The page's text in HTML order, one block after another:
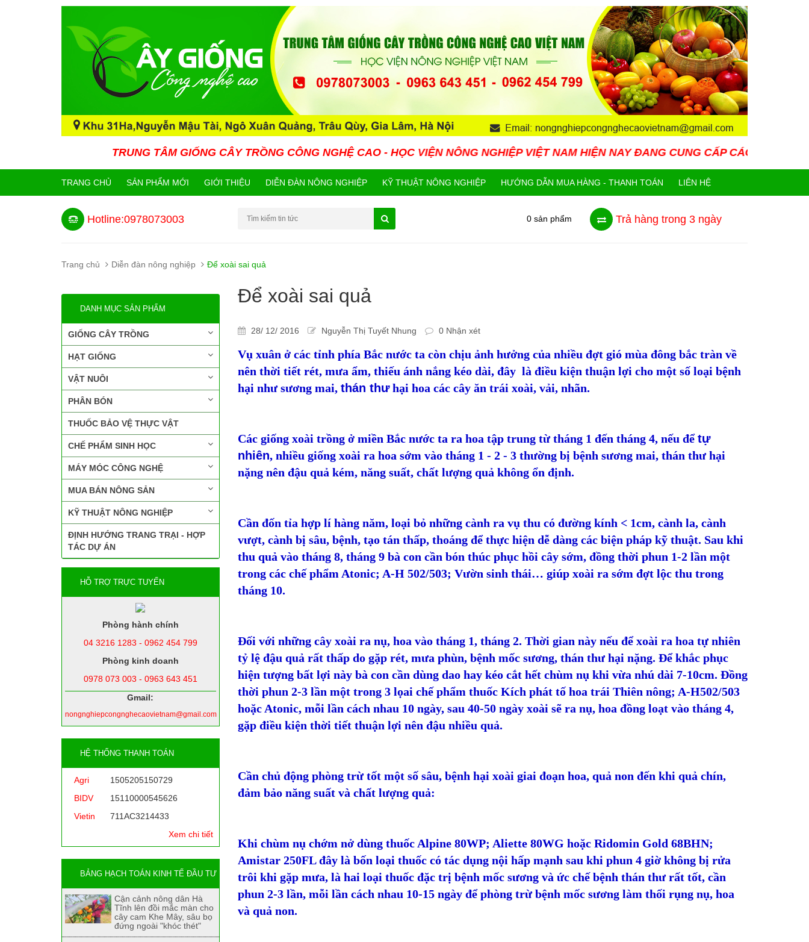
TRUNG TÂM GIỐNG CÂY TRỒNG CÔNG NGHỆ CAO - HỌC VIỆN NÔNG NGHIỆP VIỆT NAM HIỆN NAY ĐANG CUNG CẤP CÁC LOẠI GIỐNG
TRANG CHỦ SẢN PHẨM MỚI GIỚI THIỆU DIỄN ĐÀN NÔNG NGHIỆP KỸ THUẬT NÔNG NGHIỆP HƯỚNG DẪN MUA HÀNG - THANH TOÁN LIÊN HỆ
Hotline:0978073003 0 sản phẩm Trả hàng trong 3 ngày
Trang chủ Diễn đàn nông nghiệp Để xoài sai quả
DANH MỤC SẢN PHẨM
GIỐNG CÂY TRỒNG
HẠT GIỐNG
VẬT NUÔI
PHÂN BÓN
THUỐC BẢO VỆ THỰC VẬT
CHẾ PHẨM SINH HỌC
MÁY MÓC CÔNG NGHỆ
MUA BÁN NÔNG SẢN
KỸ THUẬT NÔNG NGHIỆP
ĐỊNH HƯỚNG TRANG TRẠI - HỢP
TÁC DỰ ÁN
HỖ TRỢ TRỰC TUYẾN
Phòng hành chính
04 3216 1283 - 0962 454 799
Phòng kinh doanh
0978 073 003 - 0963 643 451
Gmail:
nongnghiepcongnghecaovietnam@gmail.com
HỆ THỐNG THANH TOÁN
Agri
1505205150729
BIDV
15110000545626
Vietin
711AC3214433
Xem chi tiết
BẢNG HẠCH TOÁN KINH TẾ ĐẦU TƯ
Cận cảnh nông dân Hà
Tĩnh lên đồi mắc màn cho
cây cam Khe Mây, sâu bọ
đứng ngoài "khóc thét"
Để xoài sai quả
28/ 12/ 2016 Nguyễn Thị Tuyết Nhung 0 Nhận xét
Vụ xuân ở các tỉnh phía Bắc nước ta còn chịu ảnh hưởng của nhiều đợt gió mùa đông bắc tràn về
nên thời tiết rét, mưa ẩm, thiếu ánh nắng kéo dài, đây là điều kiện thuận lợi cho một số loại bệnh
hại như sương mai, thán thưhại hoa các cây ăn trái xoài, vải, nhãn.
Các giống xoài trồng ở miền Bắc nước ta ra hoa tập trung từ tháng 1 đến tháng 4, nếu đểtự
nhiên, nhiều giống xoài ra hoa sớm vào tháng 1 - 2 - 3 thường bị bệnh sương mai, thán thư hại
nặng nên đậu quả kém, năng suất, chất lượng quả không ổn định.
Cần đốn tỉa hợp lí hàng năm, loại bỏ những cành ra vụ thu có đường kính < 1cm, cành la, cành
vượt, cành bị sâu, bệnh, tạo tán thấp, thoáng để thực hiện dễ dàng các biện pháp kỹ thuật. Sau khi
thu quả vào tháng 8, tháng 9 bà con cần bón thúc phục hồi cây sớm, đồng thời phun 1-2 lần một
trong các chế phẩm Atonic; A-H 502/503; Vườn sinh thái… giúp xoài ra sớm đợt lộc thu trong
tháng 10.
Đối với những cây xoài ra nụ, hoa vào tháng 1, tháng 2. Thời gian này nếu để xoài ra hoa tự nhiên
tỷ lệ đậu quả rất thấp do gặp rét, mưa phùn, bệnh mốc sương, thán thư hại nặng. Để khắc phục
hiện tượng bất lợi này bà con cần dùng dao hay kéo cắt hết chùm nụ khi vừa nhú dài 7-10cm. Đồng
thời phun 2-3 lần một trong 3 lọai chế phẩm thuốc Kích phát tố hoa trái Thiên nông; A-H502/503
hoặc Atonic, mỗi lần cách nhau 10 ngày, sau 40-50 ngày xoài sẽ ra nụ, hoa đồng loạt vào tháng 4,
gặp điều kiện thời tiết thuận lợi nên đậu nhiều quả.
Cần chủ động phòng trừ tốt một số sâu, bệnh hại xoài giai đoạn hoa, quả non đến khi quả chín,
đảm bảo năng suất và chất lượng quả:
Khi chùm nụ chớm nở dùng thuốc Alpine 80WP; Aliette 80WG hoặc Ridomin Gold 68BHN;
Amistar 250FL đây là bốn loại thuốc có tác dụng nội hấp mạnh sau khi phun 4 giờ không bị rửa
trôi khi gặp mưa, là hai loại thuốc đặc trị bệnh mốc sương và ức chế bệnh thán thư rất tốt, cần
phun 2-3 lần, mỗi lần cách nhau 10-15 ngày để phòng trừ bệnh mốc sương làm thối rụng nụ, hoa
và quả non.